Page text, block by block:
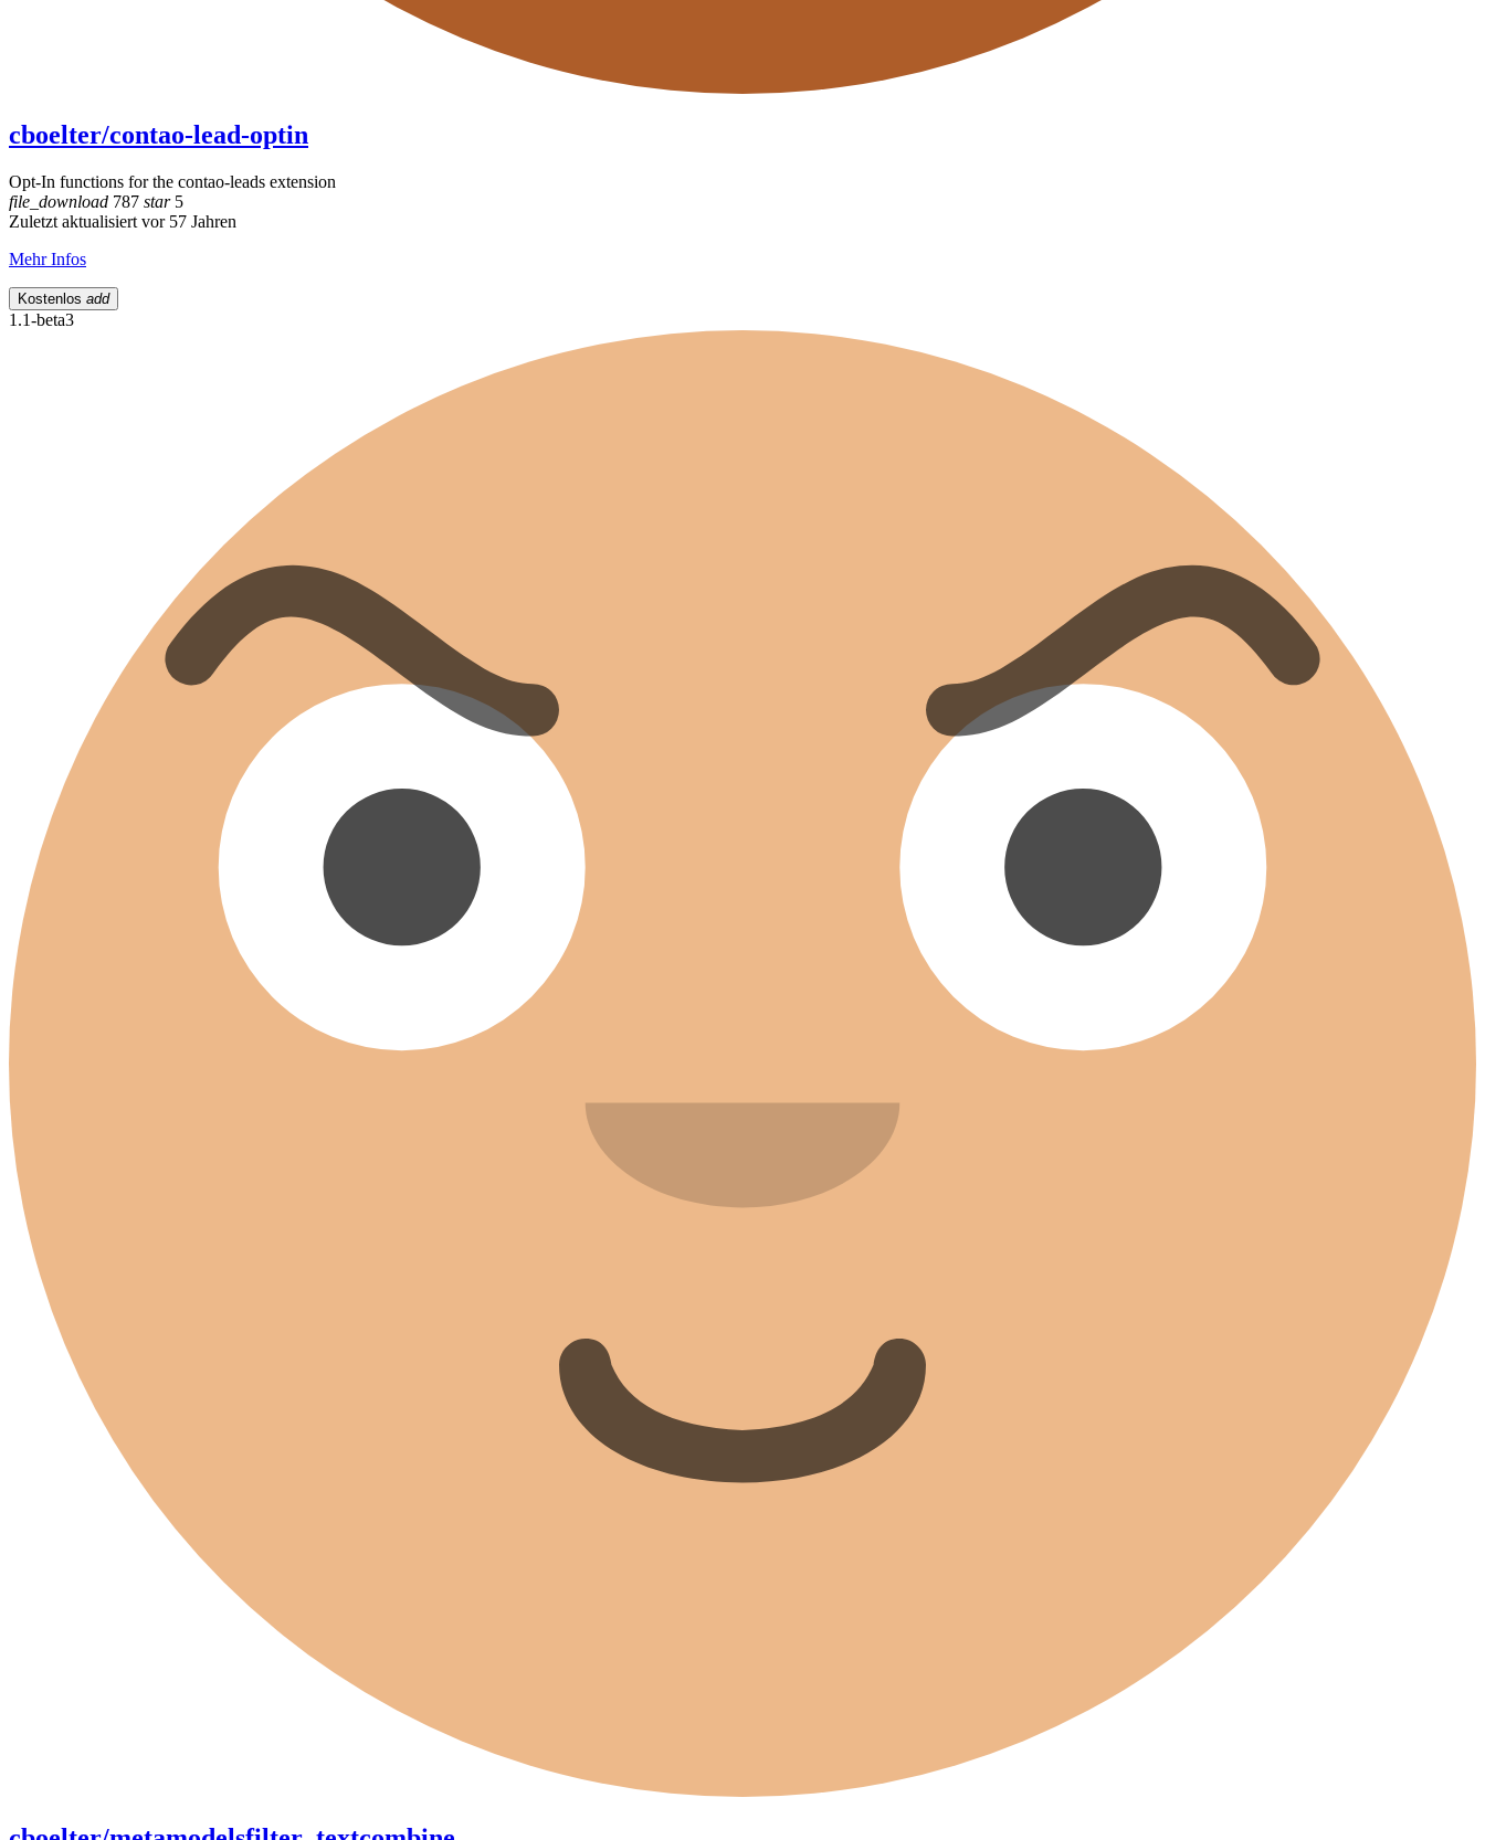
cboelter/contao-lead-optin
Opt-In functions for the contao-leads extension
file_download 787 star5
Zuletzt aktualisiert vor 57 Jahren
Mehr Infos
Kostenlos add
1.1-beta3